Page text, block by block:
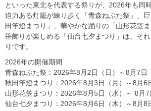
といった東北を代表する祭りが、2026年も同
迫力ある灯籠が練り歩く「青森ねぶた祭」、
田竿燈まつり」、華やかな踊りの「山形花笠
笹飾りが楽しめる「仙台七夕まつり」は、そ
りです。
2026年の開催期間
青森ねぶた祭：2026年8月2日（日）～8月7日
秋田竿燈まつり：2026年8月3日（月）～8月6
山形花笠まつり：2026年8月5日（水）～ 8月7
仙台七夕まつり：2026年8月6日（木）～8月8